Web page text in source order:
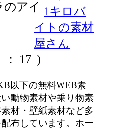
1キロバ
イトの素材
屋さん
： 17 )
以下の無料WEB素
動物素材や乗り物素
材・壁紙素材など多
布しています。ホー